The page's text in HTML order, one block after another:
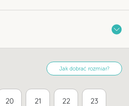
Jak dobrać rozmiar?
20 21 22 23